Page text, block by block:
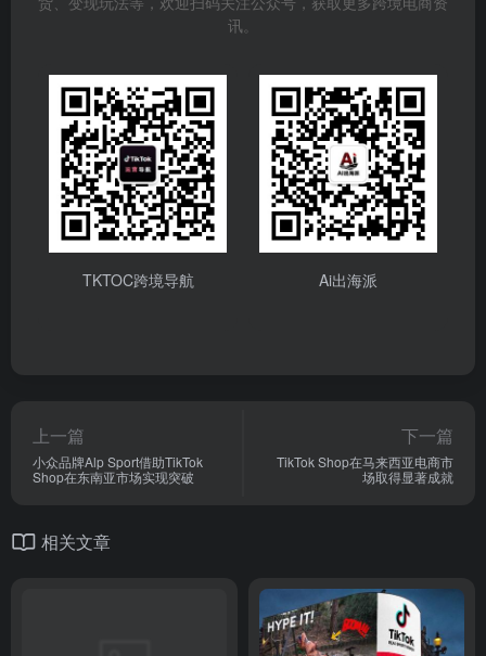
讯。
TKTOC跨境导航 Ai出海派
上一篇
小众品牌Alp Sport借助TikTok
Shop在东南亚市场实现突破
下一篇
TikTok Shop在马来西亚电商市
场取得显著成就
相关文章